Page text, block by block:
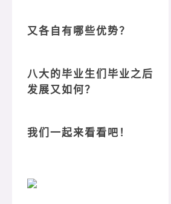
又各自有哪些优势？
八大的毕业生们毕业之后
发展又如何？
我们一起来看看吧！